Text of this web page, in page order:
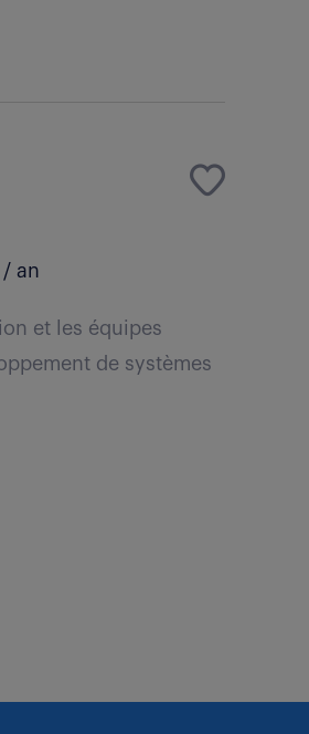
an
et les équipes
de systèmes